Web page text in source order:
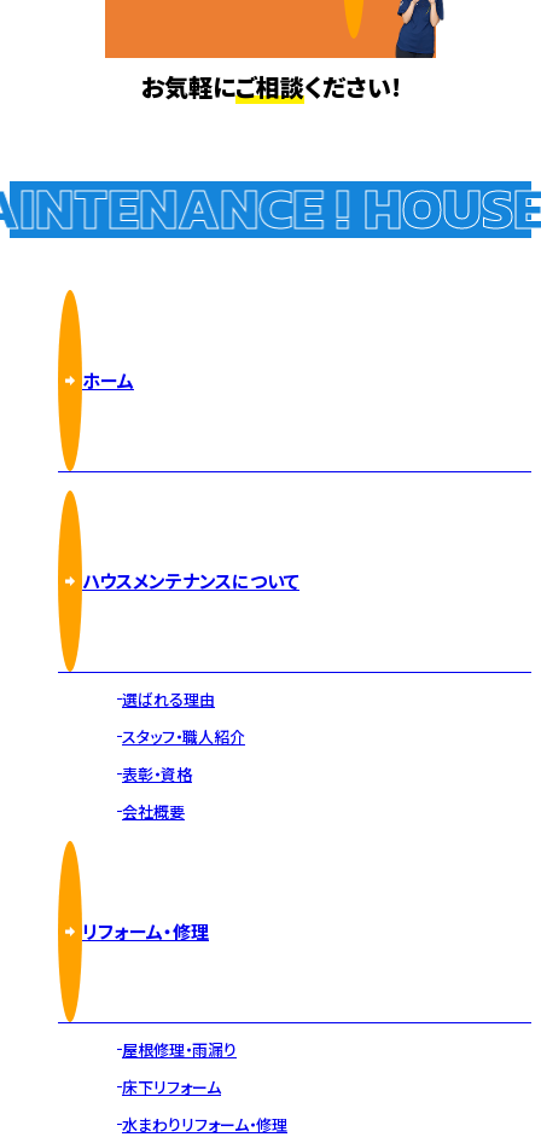
お気軽にご相談ください!
!
ホーム
ハウスメンテナンスについて
選ばれる理由
スタッフ・職人紹介
表彰・資格
会社概要
リフォーム・修理
屋根修理・雨漏り
床下リフォーム
水まわりリフォーム・修理